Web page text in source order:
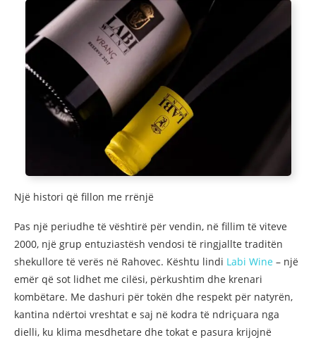
Një histori që fillon me rrënjë
Pas një periudhe të vështirë për vendin, në fillim të viteve
2000, një grup entuziastësh vendosi të ringjallte traditën
shekullore të verës në Rahovec. Kështu lindi Labi Wine – një
emër që sot lidhet me cilësi, përkushtim dhe krenari
kombëtare. Me dashuri për tokën dhe respekt për natyrën,
kantina ndërtoi vreshtat e saj në kodra të ndriçuara nga
dielli, ku klima mesdhetare dhe tokat e pasura krijojnë